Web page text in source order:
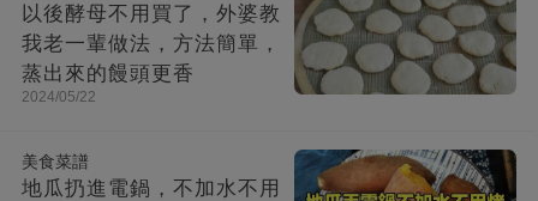
以後酵母不用買了，外婆教
我老一輩做法，方法簡單，
蒸出來的饅頭更香
2024/05/22
美食菜譜
地瓜扔進電鍋，不加水不用